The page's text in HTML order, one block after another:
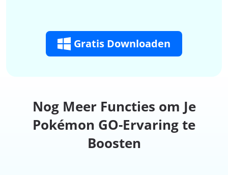
Gratis Downloaden
Nog Meer Functies om Je
Pokémon GO-Ervaring te
Boosten